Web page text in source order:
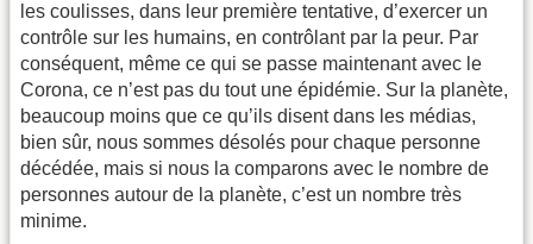
les coulisses, dans leur première tentative, d’exercer un
contrôle sur les humains, en contrôlant par la peur. Par
conséquent, même ce qui se passe maintenant avec le
Corona, ce n’est pas du tout une épidémie. Sur la planète,
beaucoup moins que ce qu’ils disent dans les médias,
bien sûr, nous sommes désolés pour chaque personne
décédée, mais si nous la comparons avec le nombre de
personnes autour de la planète, c’est un nombre très
minime.